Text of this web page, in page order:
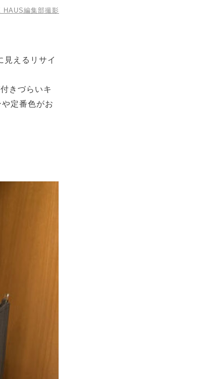
HAUS編集部撮影
見えるリサイ
きづらいキ
定番色がお